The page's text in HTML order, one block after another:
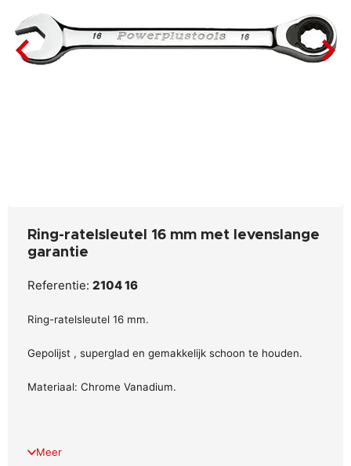
Ring-ratelsleutel 16 mm met levenslange
garantie
Referentie: 2104 16
Ring-ratelsleutel 16 mm.
Gepolijst , superglad en gemakkelijk schoon te houden.
Materiaal: Chrome Vanadium.
Meer